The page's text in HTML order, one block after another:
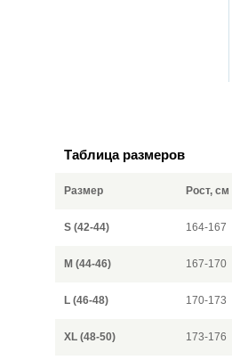
Таблица размеров
Размер Рост, см
S (42-44) 164-167
M (44-46) 167-170
L (46-48) 170-173
XL (48-50) 173-176